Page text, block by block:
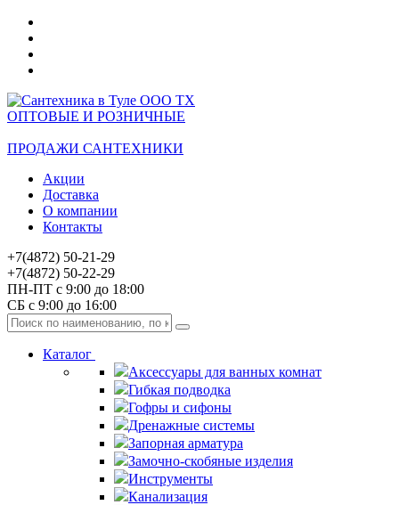
ОПТОВЫЕ И РОЗНИЧНЫЕ
ПРОДАЖИ САНТЕХНИКИ
Акции
Доставка
О компании
Контакты
+7(4872) 50-21-29
+7(4872) 50-22-29
ПН-ПТ с 9:00 до 18:00
СБ с 9:00 до 16:00
Каталог
Аксессуары для ванных комнат
Гибкая подводка
Гофры и сифоны
Дренажные системы
Запорная арматура
Замочно-скобяные изделия
Инструменты
Канализация